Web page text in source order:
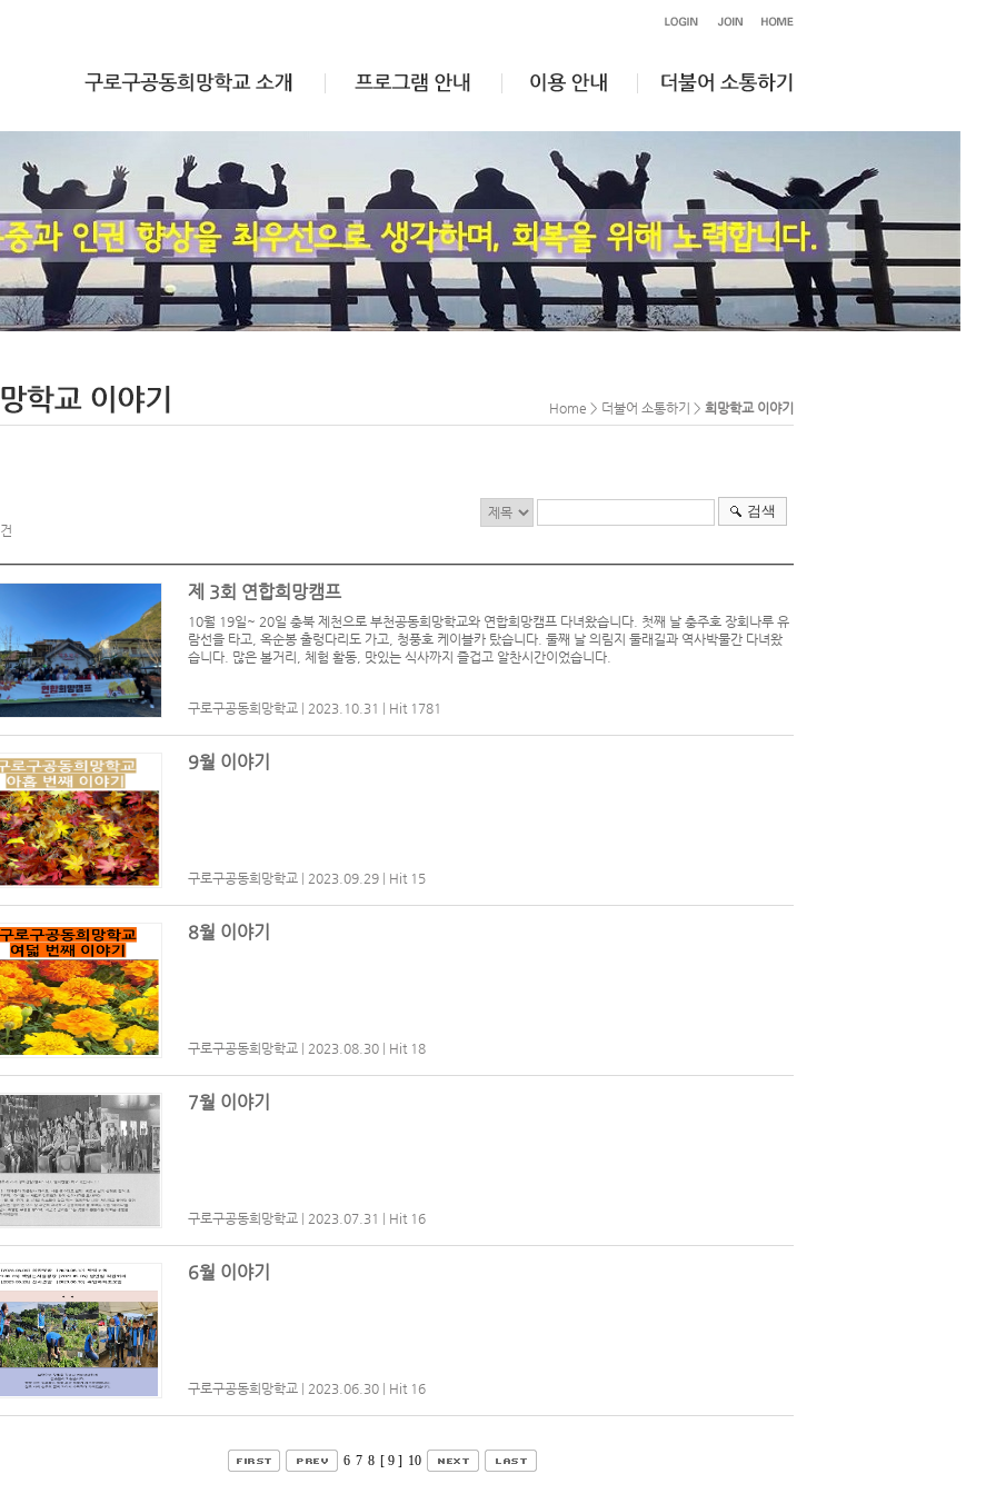
Home > 더불어 소통하기 > 희망학교 이야기
건
검색
제 3회 연합희망캠프
10월 19일~ 20일 충북 제천으로 부천공동희망학교와 연합희망캠프 다녀왔습니다. 첫째 날 충주호 장회나루 유
람선을 타고, 옥순봉 출렁다리도 가고, 청풍호 케이블카 탔습니다. 둘째 날 의림지 둘래길과 역사박물간 다녀왔
습니다. 많은 볼거리, 체험 활동, 맛있는 식사까지 즐겁고 알찬시간이었습니다.
구로구공동희망학교 2023.10.31 Hit 1781
9월 이야기
구로구공동희망학교 2023.09.29 Hit 15
8월 이야기
구로구공동희망학교 2023.08.30 Hit 18
7월 이야기
구로구공동희망학교 2023.07.31 Hit 16
6월 이야기
구로구공동희망학교 2023.06.30 Hit 16
6 7 8 [ 9 ] 10